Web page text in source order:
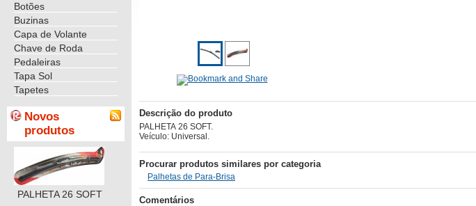
Botões
Buzinas
Capa de Volante
Chave de Roda
Pedaleiras
Tapa Sol
Tapetes
Novos
produtos
PALHETA 26 SOFT
Descrição do produto
PALHETA 26 SOFT.
Veículo: Universal.
Procurar produtos similares por categoria
Palhetas de Para-Brisa
Comentários